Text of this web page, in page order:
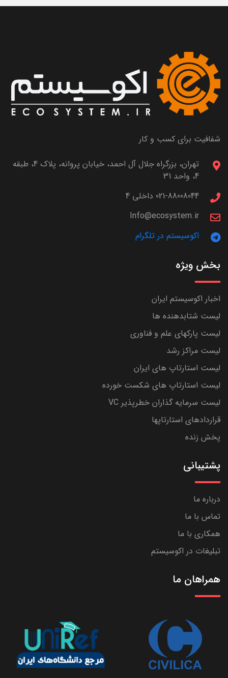
شفافیت برای کسب و کار
تهران، بزرگراه جلال آل احمد، خیابان پروانه، پلاک 4، طبقه
4، واحد 31
021-88008044 داخلی 4
Info@ecosystem.ir
اکوسیستم در تلگرام
بخش ویژه
اخبار اکوسیستم ایران
لیست شتابدهنده ها
لیست پارکهای علم و فناوری
لیست مراکز رشد
لیست استارتاپ های ایران
لیست استارتاپ های شکست خورده
لیست سرمایه گذاران خطرپذیر VC
قراردادهای استارتاپها
پخش زنده
پشتیبانی
درباره ما
تماس با ما
همکاری با ما
تبلیغات در اکوسیستم
همراهان ما